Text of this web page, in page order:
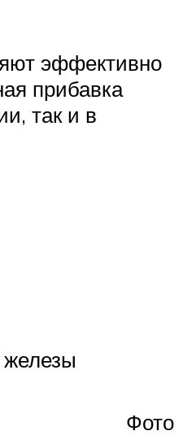
эффективно
прибавка
так и в
железы
Фото